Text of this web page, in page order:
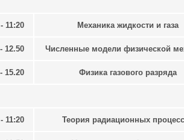
11:20 Механика жидкости и газа
12.50 Численные модели физической
15.20 Физика газового разряда
11:20 Теория радиационных